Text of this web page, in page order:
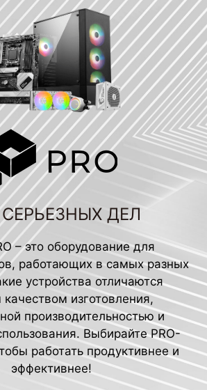
ДЕЛ
– это оборудование для
работающих в самых разных
устройства отличаются
изготовления,
производительностью и
Выбирайте PRO-
работать продуктивнее и
эффективнее!